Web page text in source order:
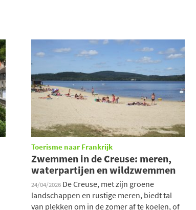
Toerisme naar Frankrijk
Zwemmen in de Creuse: meren,
waterpartijen en wildzwemmen
24/04/2026 De Creuse, met zijn groene
landschappen en rustige meren, biedt tal
van plekken om in de zomer af te koelen, of